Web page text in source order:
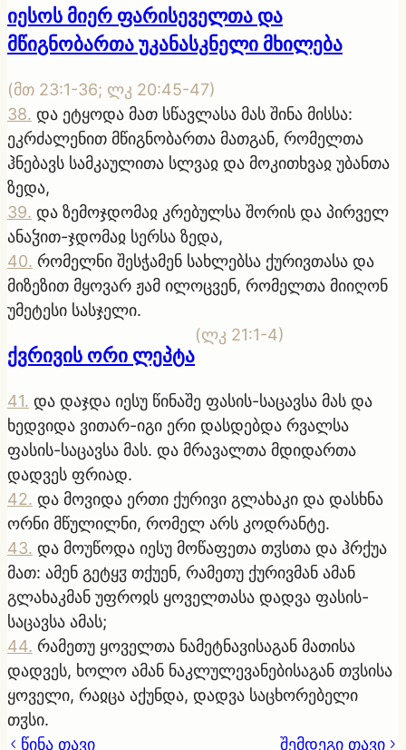
იესოს მიერ ფარისეველთა და
მწიგნობართა უკანასკნელი მხილება
(მთ 23:1-36; ლკ 20:45-47)
38. და ეტყოდა მათ სწავლასა მას შინა მისსა:
ეკრძალენით მწიგნობართა მათგან, რომელთა
ჰნებავს სამკაულითა სლვაჲ და მოკითხვაჲ უბანთა
ზედა,
39. და ზემოჯდომაჲ კრებულსა შორის და პირველ
ანაჴით-ჯდომაჲ სერსა ზედა,
40. რომელნი შესჭამენ სახლებსა ქურივთასა და
მიზეზით მყოვარ ჟამ ილოცვენ, რომელთა მიიღონ
უმეტესი სასჯელი.
ქვრივის ორი ლეპტა
(ლკ 21:1-4)
41. და დაჯდა იესუ წინაშე ფასის-საცავსა მას და
ხედვიდა ვითარ-იგი ერი დასდებდა რვალსა
ფასის-საცავსა მას. და მრავალთა მდიდართა
დადვეს ფრიად.
42. და მოვიდა ერთი ქურივი გლახაკი და დასხნა
ორნი მწულილნი, რომელ არს კოდრანტე.
43. და მოუწოდა იესუ მოწაფეთა თჳსთა და ჰრქუა
მათ: ამენ გეტყჳ თქუენ, რამეთუ ქურივმან ამან
გლახაკმან უფროჲს ყოველთასა დადვა ფასის-
საცავსა ამას;
44. რამეთუ ყოველთა ნამეტნავისაგან მათისა
დადვეს, ხოლო ამან ნაკლულევანებისაგან თჳსისა
ყოველი, რაჲცა აქუნდა, დადვა საცხორებელი
თჳსი.
წინა თავი
შემდეგი თავი